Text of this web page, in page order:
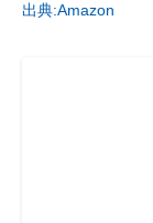
出典:Amazon